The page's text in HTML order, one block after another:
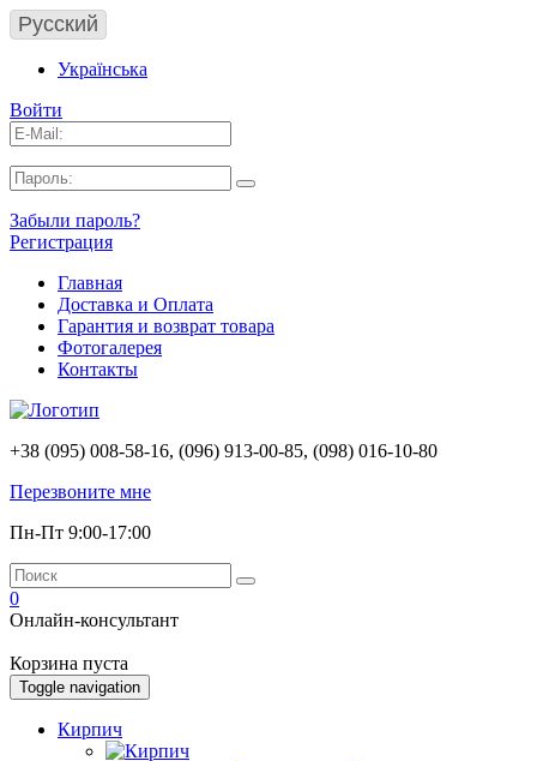
Русский
Українська
Войти
Забыли пароль?
Регистрация
Главная
Доставка и Оплата
Гарантия и возврат товара
Фотогалерея
Контакты
+38 (095) 008-58-16, (096) 913-00-85, (098) 016-10-80
Перезвоните мне
Пн-Пт 9:00-17:00
0
Онлайн-консультант
Корзина пуста
Toggle navigation
Кирпич